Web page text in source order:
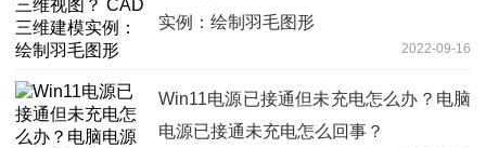
实例：绘制羽毛图形
2022-09-16
Win11电源已接通但未充电怎么办？电脑
电源已接通未充电怎么回事？